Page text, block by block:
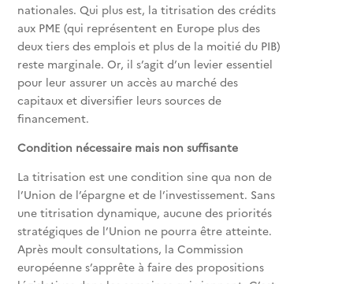
nationales. Qui plus est, la titrisation des crédits
aux PME (qui représentent en Europe plus des
deux tiers des emplois et plus de la moitié du PIB)
reste marginale. Or, il s’agit d’un levier essentiel
pour leur assurer un accès au marché des
capitaux et diversifier leurs sources de
financement.
Condition nécessaire mais non suffisante
La titrisation est une condition sine qua non de
l’Union de l’épargne et de l’investissement. Sans
une titrisation dynamique, aucune des priorités
stratégiques de l’Union ne pourra être atteinte.
Après moult consultations, la Commission
européenne s’apprête à faire des propositions